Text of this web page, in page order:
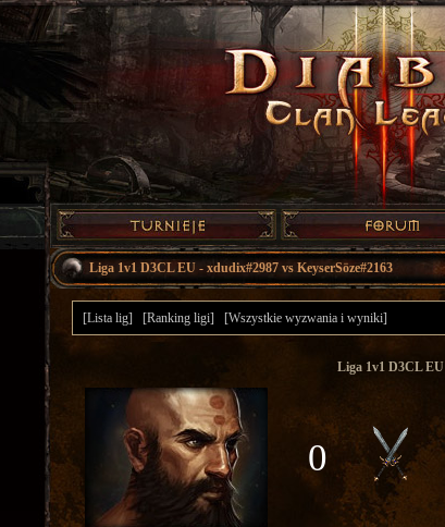
Liga 1v1 D3CL EU - xdudix#2987 vs KeyserSöze#2163
[Lista lig] [Ranking ligi] [Wszystkie wyzwania i wyniki]
Liga 1v1 D3CL EU
0